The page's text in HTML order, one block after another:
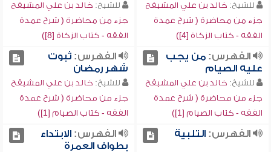
للشيخ: خالد بن علي المشيقح
جزء من محاضرة ( شرح عمدة
الفقه - كتاب الزكاة [4])
للشيخ: خالد بن علي المشيقح
جزء من محاضرة ( شرح عمدة
الفقه - كتاب الزكاة [8])
الفهرس:من يجب
عليه الصيام
للشيخ: خالد بن علي المشيقح
جزء من محاضرة ( شرح عمدة
الفقه - كتاب الصيام [1])
الفهرس:ثبوت
شهر رمضان
للشيخ: خالد بن علي المشيقح
جزء من محاضرة ( شرح عمدة
الفقه - كتاب الصيام [1])
الفهرس:التلبية الفهرس:الابتداء
بطواف العمرة